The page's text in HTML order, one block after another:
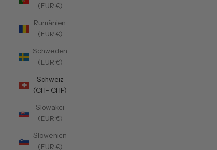
(EUR €)
Rumänien
(EUR €)
Schweden
(EUR €)
Schweiz
(CHF CHF)
Slowakei
(EUR €)
Slowenien
(EUR €)